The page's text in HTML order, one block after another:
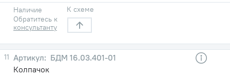
Наличие
Обратитесь к
консультанту
К схеме
11
БДМ 16.03.401-01
Колпачок